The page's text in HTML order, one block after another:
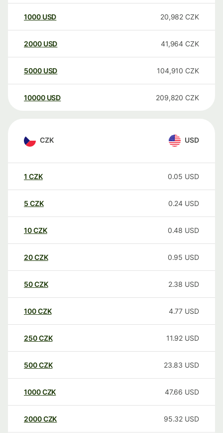
1000 USD 20,982 CZK
2000 USD 41,964 CZK
5000 USD 104,910 CZK
10000 USD 209,820 CZK
CZK USD
1 CZK 0.05 USD
5 CZK 0.24 USD
10CZK 0.48 USD
20CZK 0.95 USD
50CZK 2.38 USD
100CZK 4.77 USD
250CZK 11.92 USD
500CZK 23.83 USD
1000CZK 47.66 USD
2000CZK 95.32 USD